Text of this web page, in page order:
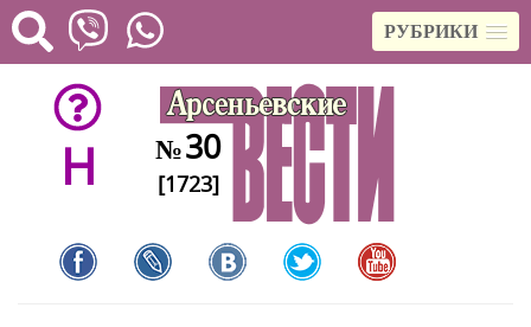
РУБРИКИ
H №30
[1723]